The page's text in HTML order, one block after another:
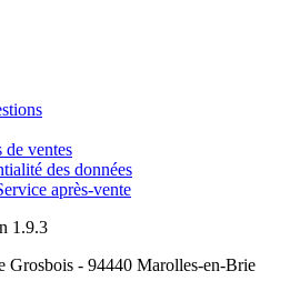
de ventes
des données
après-vente
1.9.3
Grosbois - 94440 Marolles-en-Brie